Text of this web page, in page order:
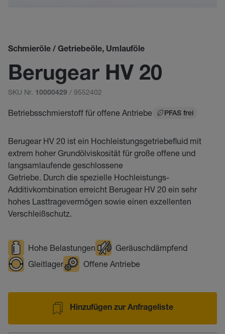
Schmieröle / Getriebeöle, Umlauföle
Berugear HV 20
SKU Nr. 10000429 / 9552402
Betriebsschmierstoff für offene Antriebe PFAS frei
Berugear HV 20 ist ein Hochleistungsgetriebefluid mit
extrem hoher Grundölviskosität für große offene und
langsamlaufende geschlossene
Getriebe. Durch die spezielle Hochleistungs-
Additivkombination erreicht Berugear HV 20 ein sehr
hohes Lasttragevermögen sowie einen exzellenten
Verschleißschutz.
Hohe Belastungen
Geräuschdämpfend
Gleitlager
Offene Antriebe
Hinzufügen zur Anfrageliste